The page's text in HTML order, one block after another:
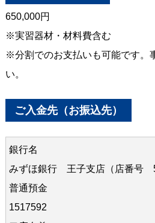
650,000円
※実習器材・材料費含む
※分割でのお支払いも可能です。
い。
ご入金先（お振込先）
銀行名
みずほ銀行 王子支店（店番号
普通預金
1517592